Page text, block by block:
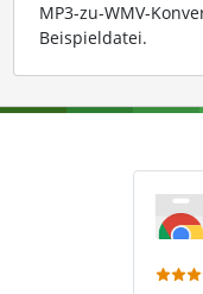
MP3-zu-WMV-
Beispieldatei.